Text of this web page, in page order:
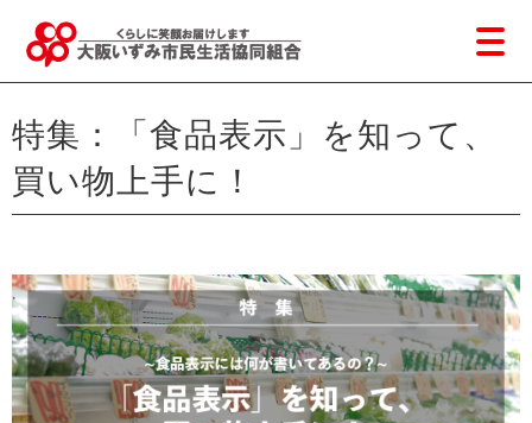
特集：「食品表示」を知って、
買い物上手に！